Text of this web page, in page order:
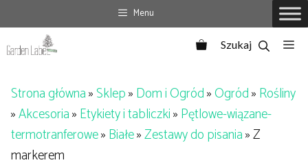
do
treści
Menu
Strona główna»Sklep»Dom i Ogród»Ogród»Rośliny
»Akcesoria»Etykiety i tabliczki»Pętlowe-wiązane-
termotranferowe»Białe»Zestawy do pisania»Z
markerem